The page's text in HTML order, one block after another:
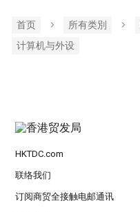
首页 所有类別
计算机与外设
HKTDC.com
联络我们
订阅商贸全接触电邮通讯